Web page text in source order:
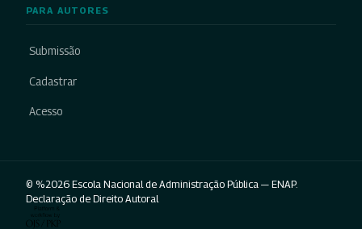
PARA AUTORES
Submissão
Cadastrar
Acesso
© %2026 Escola Nacional de Administração Pública — ENAP.
Declaração de Direito Autoral